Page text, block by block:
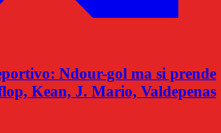
Ndour-gol ma si prende
Kean, J. Mario, Valdepenas